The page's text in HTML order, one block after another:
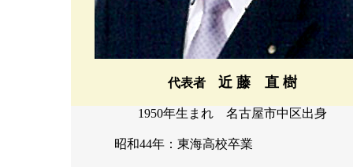
代表者 近 藤 直 樹
1950年生まれ 名古屋市中区出身
昭和44年： 東海高校卒業